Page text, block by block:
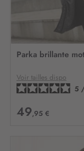
Parka brillante
Voir tailles dispo
5
49,95 €